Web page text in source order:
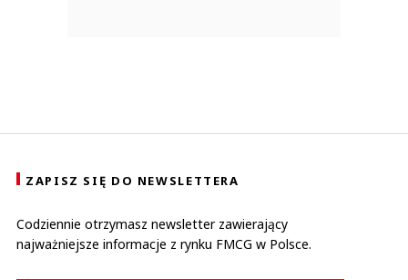
ZAPISZ SIĘ DO NEWSLETTERA
Codziennie otrzymasz newsletter zawierający
najważniejsze informacje z rynku FMCG w Polsce.